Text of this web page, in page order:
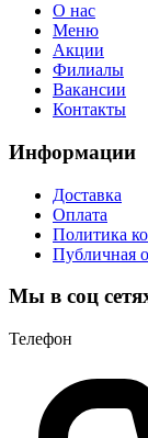
О нас
Меню
Акции
Филиалы
Вакансии
Контакты
Информации
Доставка
Оплата
Политика
Публичная
Мы в соц
Телефон